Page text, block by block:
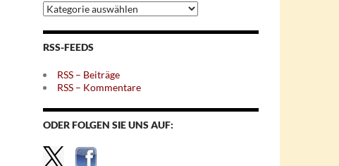
Archiv
nach
Themen
RSS-FEEDS
RSS – Beiträge
RSS – Kommentare
ODER FOLGEN SIE UNS AUF: